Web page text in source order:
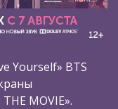
Yourself» BTS
MOVIE».